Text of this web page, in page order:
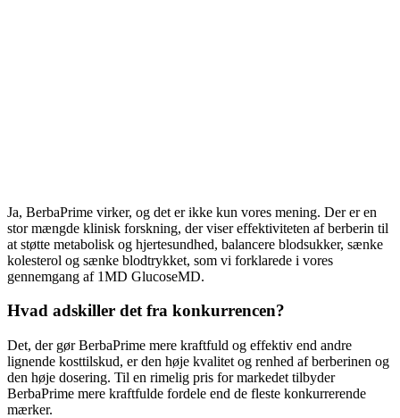
Ja, BerbaPrime virker, og det er ikke kun vores mening. Der er en
stor mængde klinisk forskning, der viser effektiviteten af ​​berberin til
at støtte metabolisk og hjertesundhed, balancere blodsukker, sænke
kolesterol og sænke blodtrykket, som vi forklarede i vores
gennemgang af 1MD GlucoseMD.
Hvad adskiller det fra konkurrencen?
Det, der gør BerbaPrime mere kraftfuld og effektiv end andre
lignende kosttilskud, er den høje kvalitet og renhed af berberinen og
den høje dosering. Til en rimelig pris for markedet tilbyder
BerbaPrime mere kraftfulde fordele end de fleste konkurrerende
mærker.